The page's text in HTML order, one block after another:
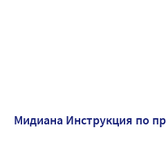
Мидиана Инструкция по